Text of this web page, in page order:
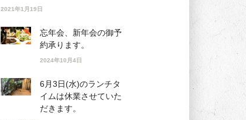
2021年1月19日
忘年会、新年会の御予
約承ります。
2024年10月4日
6月3日(水)のランチタ
イムは休業させていた
だきます。